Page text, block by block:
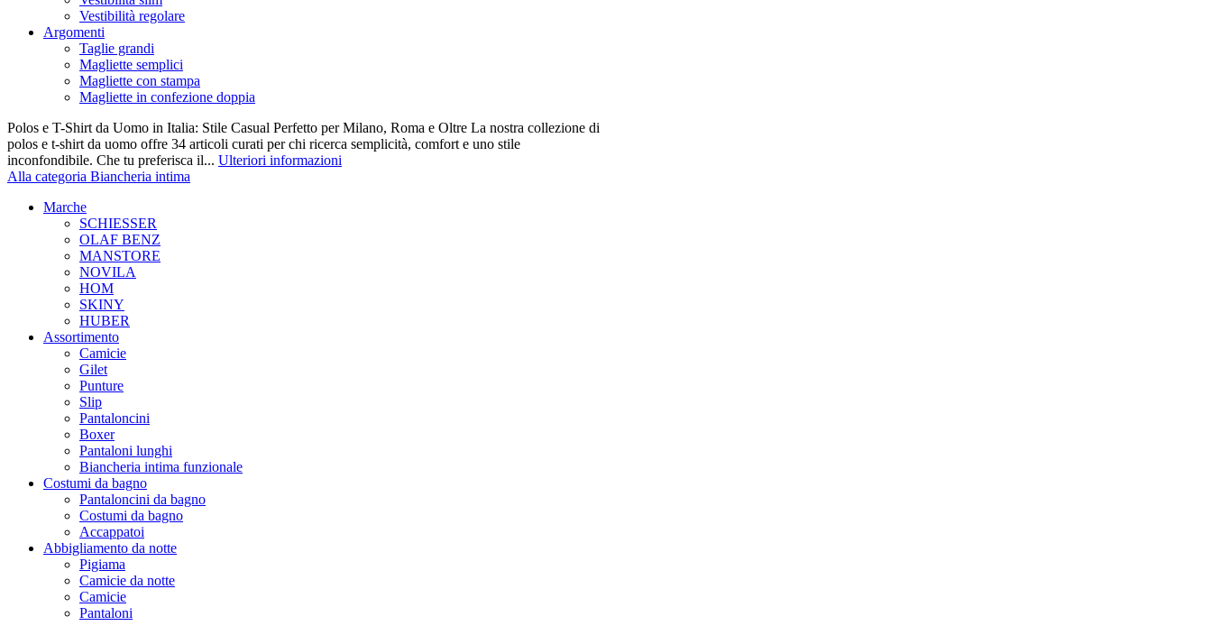
Vestibilità regolare
Argomenti
Taglie grandi
Magliette semplici
Magliette con stampa
Magliette in confezione doppia
Polos e T-Shirt da Uomo in Italia: Stile Casual Perfetto per Milano, Roma e Oltre La nostra collezione di
polos e t-shirt da uomo offre 34 articoli curati per chi ricerca semplicità, comfort e uno stile
inconfondibile. Che tu preferisca il... Ulteriori informazioni
Alla categoria Biancheria intima
Marche
SCHIESSER
OLAF BENZ
MANSTORE
NOVILA
HOM
SKINY
HUBER
Assortimento
Camicie
Gilet
Punture
Slip
Pantaloncini
Boxer
Pantaloni lunghi
Biancheria intima funzionale
Costumi da bagno
Pantaloncini da bagno
Costumi da bagno
Accappatoi
Abbigliamento da notte
Pigiama
Camicie da notte
Camicie
Pantaloni